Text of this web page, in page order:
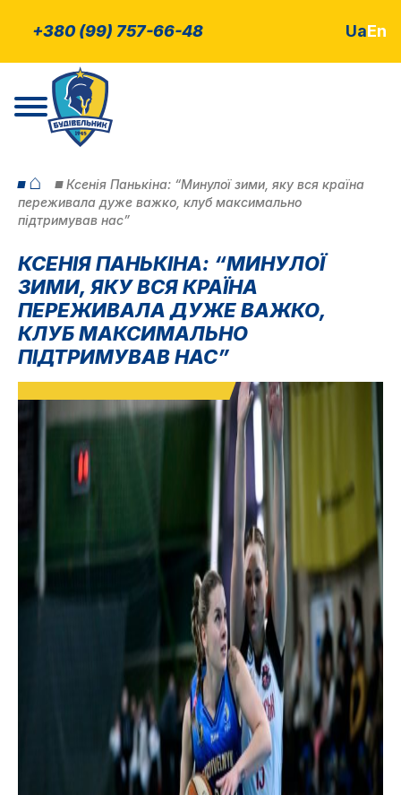
+380 (99) 757-66-48 UaEn
⌂
Ксенія Панькіна: “Минулої зими, яку вся країна
переживала дуже важко, клуб максимально
підтримував нас”
КСЕНІЯ ПАНЬКІНА: “МИНУЛОЇ
ЗИМИ, ЯКУ ВСЯ КРАЇНА
ПЕРЕЖИВАЛА ДУЖЕ ВАЖКО,
КЛУБ МАКСИМАЛЬНО
ПІДТРИМУВАВ НАС”